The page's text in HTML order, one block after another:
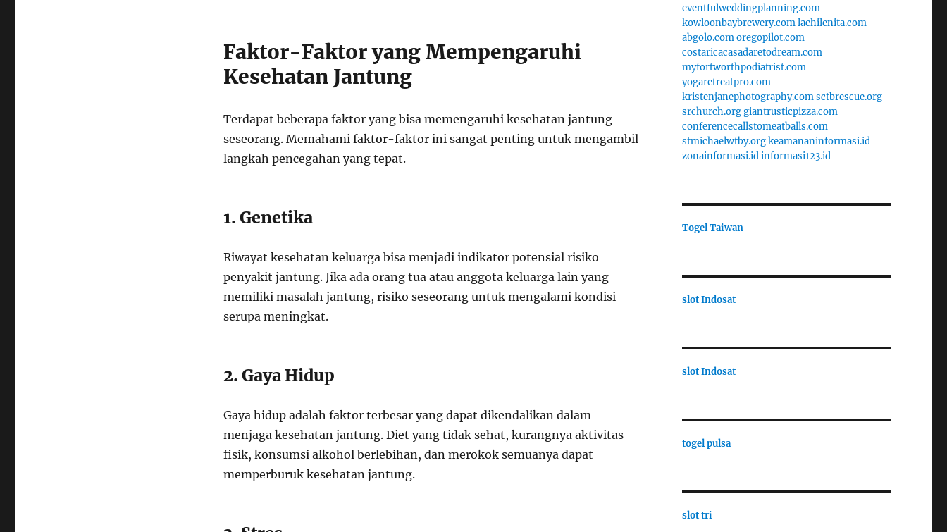
Faktor-Faktor yang Mempengaruhi
Kesehatan Jantung
Terdapat beberapa faktor yang bisa memengaruhi kesehatan jantung
seseorang. Memahami faktor-faktor ini sangat penting untuk mengambil
langkah pencegahan yang tepat.
1. Genetika
Riwayat kesehatan keluarga bisa menjadi indikator potensial risiko
penyakit jantung. Jika ada orang tua atau anggota keluarga lain yang
memiliki masalah jantung, risiko seseorang untuk mengalami kondisi
serupa meningkat.
2. Gaya Hidup
Gaya hidup adalah faktor terbesar yang dapat dikendalikan dalam
menjaga kesehatan jantung. Diet yang tidak sehat, kurangnya aktivitas
fisik, konsumsi alkohol berlebihan, dan merokok semuanya dapat
memperburuk kesehatan jantung.
eventfulweddingplanning.com
kowloonbaybrewery.comlachilenita.com
abgolo.comoregopilot.com
costaricacasadaretodream.com
myfortworthpodiatrist.com
yogaretreatpro.com
kristenjanephotography.comsctbrescue.org
srchurch.orggiantrusticpizza.com
conferencecallstomeatballs.com
stmichaelwtby.orgkeamananinformasi.id
zonainformasi.idinformasi123.id
Togel Taiwan
slot Indosat
slot Indosat
togel pulsa
slot tri